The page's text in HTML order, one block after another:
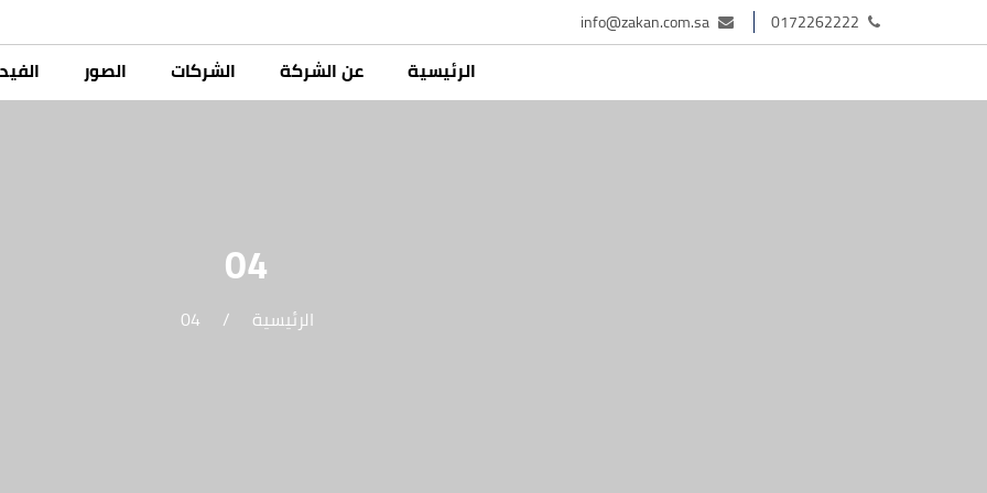
الرئيسية عن الشركة الشركات الصور
04
الرئيسية /
04